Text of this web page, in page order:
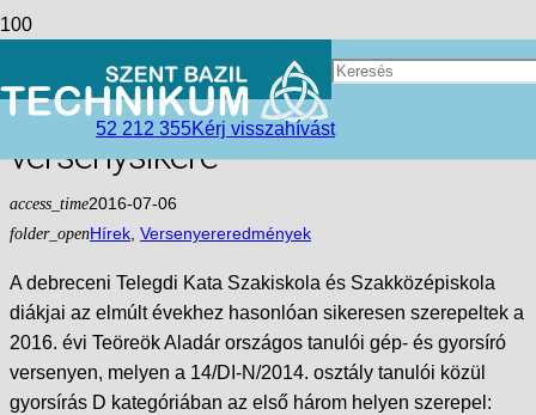
52 212 355Kérj visszahívást
A debreceni irodai asszisztensek
országos és nemzetközi
versenysikere
access_time2016-07-06
folder_openHírek Versenyereredmények
A debreceni Telegdi Kata Szakiskola és Szakközépiskola
diákjai az elmúlt évekhez hasonlóan sikeresen szerepeltek a
2016. évi Teöreök Aladár országos tanulói gép- és gyorsíró
versenyen, melyen a 14/DI-N/2014. osztály tanulói közül
gyorsírás D kategóriában az első három helyen szerepel: